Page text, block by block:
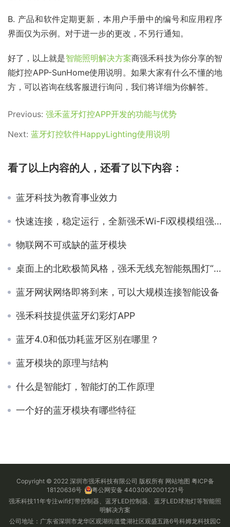
B. 产品和软件定期更新，本用户手册中的编号和应用程序
界面仅为示例。对于进一步的更改，不另行通知。
好了，以上就是智能照明解决方案商强禾科技为你分享的智
能灯控APP-SunHome使用说明。如果大家有什么不懂的地
方，可以咨询在线客服进行询问，我们将详细为你解答。
Previous: 强禾蓝牙灯控APP开发的功能与优势
Next: 蓝牙灯控软件HappyLighting使用说明
看了以上内容的人，还看了以下内容：
蓝牙科技为教育事业效力
快速连接，稳定运行，全新强禾Wi-Fi双模模组强势来袭
物联网不可或缺的蓝牙模块
桌面上的北欧极简风格，强禾无线充智能氛围灯“360灯”图赏
蓝牙网状网络即将到来，可以大规模连接智能设备
强禾科技提供蓝牙幻彩灯APP
蓝牙4.0和低功耗蓝牙区别在哪里？
蓝牙模块的原理与结构
什么是智能灯，智能灯的工作原理
一个好的蓝牙模块有哪些特征
Copyright © 2022 深圳市强禾科技有限公司 版权所有 网站地图 粤ICP备
18120636号
粤公网安备 44030902001221号
强禾科技11年专注wifi灯带控制器、蓝牙LED控制器、蓝牙LED球泡灯等智能照
明解决方案
公司地址：广东省深圳市龙华区观湖街道鹭湖社区观盛五路6号科姆龙科技园C